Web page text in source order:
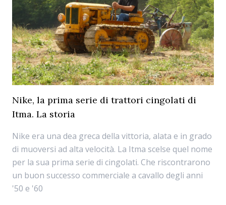
Nike, la prima serie di trattori cingolati di
Itma. La storia
Nike era una dea greca della vittoria, alata e in grado
di muoversi ad alta velocità. La Itma scelse quel nome
per la sua prima serie di cingolati. Che riscontrarono
un buon successo commerciale a cavallo degli anni
'50 e '60